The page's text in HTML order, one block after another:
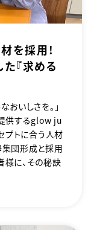
を採用！
『求める
おいしさを。」
供するglow ju
プトに合う人材
集団形成と採用
に、その秘訣